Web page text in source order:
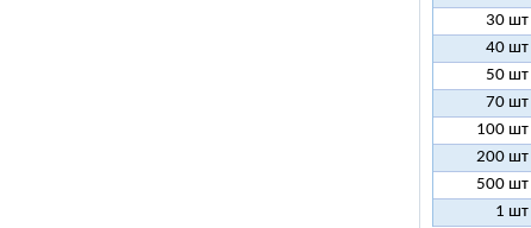
30 шт
40 шт
50 шт
70 шт
100 шт
200 шт
500 шт
1 шт